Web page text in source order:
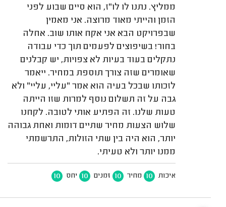
ממליץ. נתנו לו לו"ז, הוא סיים שבוע לפני
הזמן והייתי מאוד מרוצה. אני מאמין
שבפרויקט הבא אני אקח אותו שוב. אחלה
בחור! בשיפוצים לפעמים תוך כדי עבודה
נתקלים בעוד בעיות לא צפויות, יש קבלנים
שאומרים שזה צורך תוספת במחיר. ייאמר
לזכותו שבכל בעיה הוא אמר "עליי, עליי" ולא
גבה על זה תשלום נוסף למרות שזו הייתה
טעות שלנו. זה הפתיע אותי לטובה. לקחנו
שלוש הצעות מחיר שתיים דומות ואחת גבוהה
יותר, הוא היה בין שתי הזולות, התרשמתי
ממנו יותר ולא טעיתי.
איכות 10 מחיר 10 זמנים 10 יחס 10